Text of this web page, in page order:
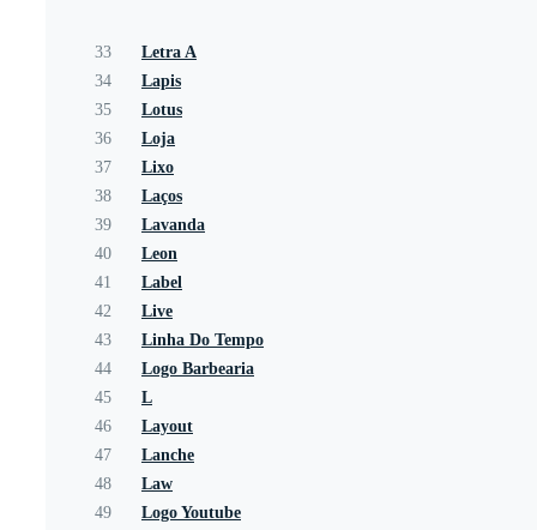
33
Letra A
34
Lapis
35
Lotus
36
Loja
37
Lixo
38
Laços
39
Lavanda
40
Leon
41
Label
42
Live
43
Linha Do Tempo
44
Logo Barbearia
45
L
46
Layout
47
Lanche
48
Law
49
Logo Youtube